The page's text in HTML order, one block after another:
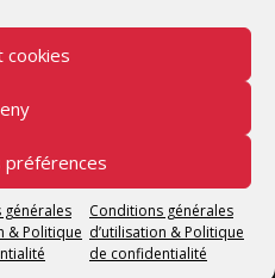
cookies
préférences
générales
& Politique
Conditions générales
d’utilisation & Politique
de confidentialité
Fablabs Tous droits
Tunisia - Powered by
.